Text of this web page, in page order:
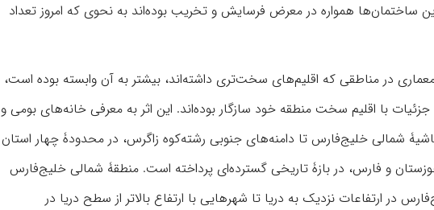
عام‌المنفعه شده است. از طرفی به علت سختی آب و هوا، این ساختمان‌ها همواره در معرض فرسایش و تخریب بوده‌‎اند به نحوی که امروز تعداد
معماری در مناطقی که اقلیم‌های سخت‌تری داشته‌اند، بیشتر به آن وابسته بوده است،
با اقلیم سخت منطقه خود سازگار بوده‌اند. این اثر به معرفی خانه‌های بومی و
شمالی خلیج‌فارس تا دامنه‌های جنوبی رشته‌کوه زاگرس، در محدودۀ چهار استان
و فارس، در بازۀ تاریخی گسترده‌ای پرداخته است. منطقۀ شمالی خلیج‌فارس
در ارتفاعات نزدیک به دریا تا شهرهایی با ارتفاع بالاتر از سطح دریا در